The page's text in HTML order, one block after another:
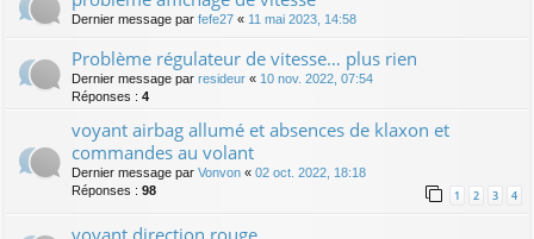
Dernier message par fefe27 « 11 mai 2023, 14:58
Problème régulateur de vitesse… plus rien
Dernier message par resideur « 10 nov. 2022, 07:54
Réponses : 4
voyant airbag allumé et absences de klaxon et
commandes au volant
Dernier message par Vonvon « 02 oct. 2022, 18:18
Réponses : 98 1 2 3 4